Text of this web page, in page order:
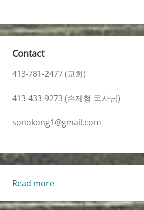
Contact
413-781-2477 (교회)
413-433-9273 (손제형 목사님)
sonokong1@gmail.com
Read more:
Life